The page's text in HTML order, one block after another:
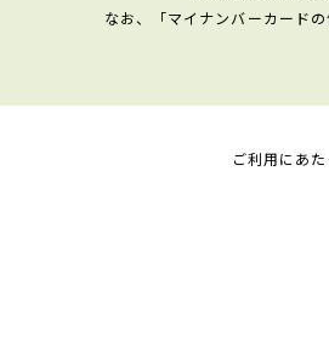
なお、「マイナンバーカード
ご利用にあた